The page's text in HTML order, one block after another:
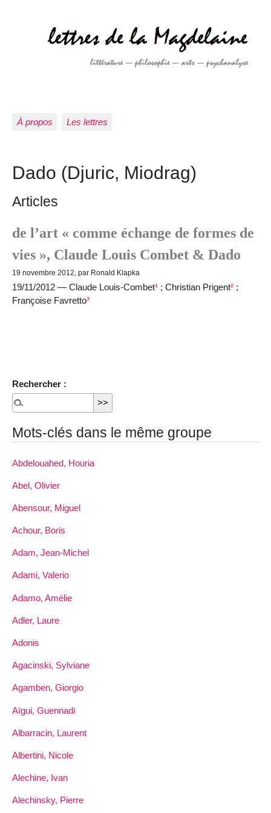
À propos Les lettres
Dado (Djuric, Miodrag)
Articles
de l’art « comme échange de formes de
vies », Claude Louis Combet & Dado
19 novembre 2012, par Ronald Klapka
19/11/2012 — Claude Louis-Combet¹ ; Christian Prigent² ;
Françoise Favretto³
Rechercher :
Mots-clés dans le même groupe
Abdelouahed, Houria
Abel, Olivier
Abensour, Miguel
Achour, Boris
Adam, Jean-Michel
Adami, Valerio
Adamo, Amélie
Adler, Laure
Adonis
Agacinski, Sylviane
Agamben, Giorgio
Aïgui, Guennadi
Albarracin, Laurent
Albertini, Nicole
Alechine, Ivan
Alechinsky, Pierre